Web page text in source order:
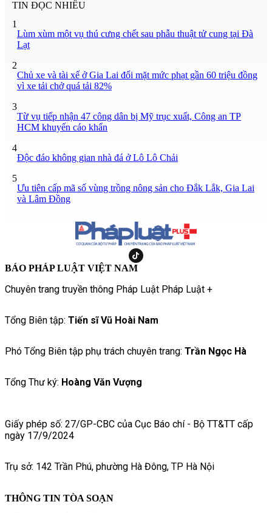
TIN ĐỌC NHIỀU
1
Lùm xùm một vụ thú cưng chết sau phẫu thuật tử cung tại Đà
Lạt
2
Chủ xe và tài xế ở Gia Lai đối mặt mức phạt gần 60 triệu đồng
vì xe tải chở quá tải 82%
3
Từ vụ tiếp nhận 47 công dân bị Mỹ trục xuất, Công an TP
HCM khuyến cáo khẩn
4
Độc đáo không gian nhà đá ở Lô Lô Chải
5
Ưu tiên cấp mã số vùng trồng nông sản cho Đắk Lắk, Gia Lai
và Lâm Đồng
BÁO PHÁP LUẬT VIỆT NAM
Chuyên trang truyền thông Pháp Luật Pháp Luật +
Tổng Biên tập: Tiến sĩ Vũ Hoài Nam
Phó Tổng Biên tập phụ trách chuyên trang: Trần Ngọc Hà
Tổng Thư ký: Hoàng Văn Vượng
Giấy phép số: 27/GP-CBC của Cục Báo chí - Bộ TT&TT cấp
ngày 17/9/2024
Trụ sở: 142 Trần Phú, phường Hà Đông, TP Hà Nội
THÔNG TIN TÒA SOẠN